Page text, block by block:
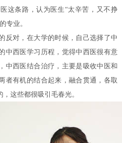
这条路，认为医生“太辛苦，又不挣
专业。
对，在大学的时候，自己选择了中
中西医学习历程，觉得中西医很有意
中西医结合治疗，主要是吸收中医和
者有机的结合起来，融合贯通，各取
这些都很吸引毛春光。